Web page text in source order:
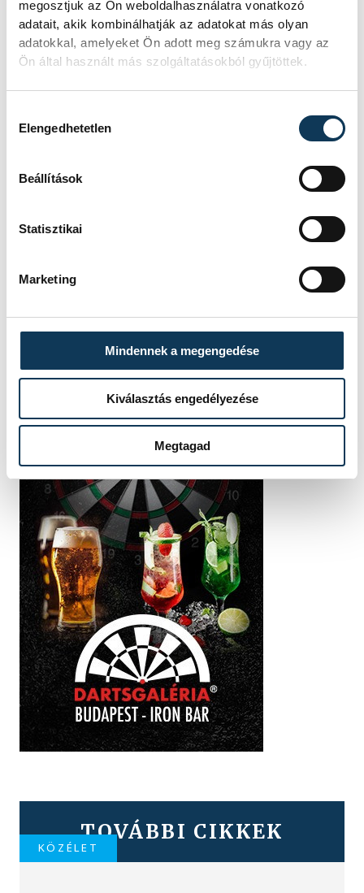
megosztjuk az Ön weboldalhasználatra vonatkozó
adatait, akik kombinálhatják az adatokat más olyan
adatokkal, amelyeket Ön adott meg számukra vagy az
Ön által használt más szolgáltatásokból gyűjtöttek.
Elengedhetetlen
Beállítások
Statisztikai
Marketing
Mindennek a megengedése
Kiválasztás engedélyezése
Megtagad
SZERZŐ
TOVÁBBI CIKKEK
KÖZÉLET